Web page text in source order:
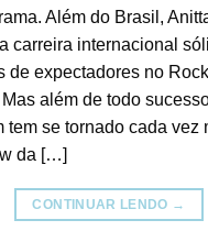
Além do Brasil,
carreira internacional
de expectadores no
além de todo
tem se tornado cada vez
da […]
CONTINUAR LENDO →